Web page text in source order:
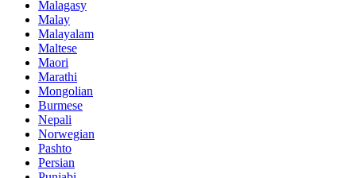
Malagasy
Malay
Malayalam
Maltese
Maori
Marathi
Mongolian
Burmese
Nepali
Norwegian
Pashto
Persian